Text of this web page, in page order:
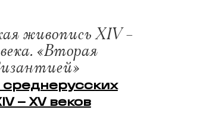
живопись XIV –
«Вторая
среднерусских
– XV веков